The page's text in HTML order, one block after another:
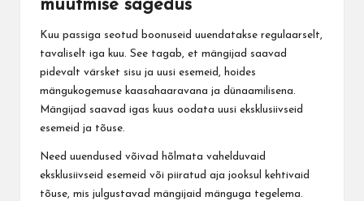
muutmise sagedus
Kuu passiga seotud boonuseid uuendatakse regulaarselt,
tavaliselt iga kuu. See tagab, et mängijad saavad
pidevalt värsket sisu ja uusi esemeid, hoides
mängukogemuse kaasahaaravana ja dünaamilisena.
Mängijad saavad igas kuus oodata uusi eksklusiivseid
esemeid ja tõuse.
Need uuendused võivad hõlmata vahelduvaid
eksklusiivseid esemeid või piiratud aja jooksul kehtivaid
tõuse, mis julgustavad mängijaid mänguga tegelema.